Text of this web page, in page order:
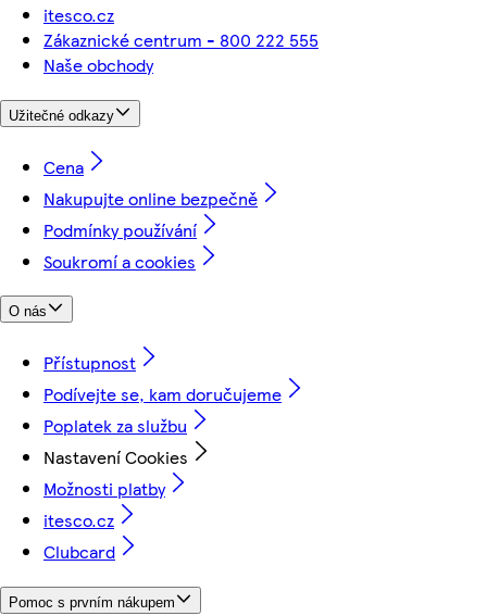
itesco.cz
Zákaznické centrum - 800 222 555
Naše obchody
Užitečné odkazy
Cena
Nakupujte online bezpečně
Podmínky používání
Soukromí a cookies
O nás
Přístupnost
Podívejte se, kam doručujeme
Poplatek za službu
Nastavení Cookies
Možnosti platby
itesco.cz
Clubcard
Pomoc s prvním nákupem